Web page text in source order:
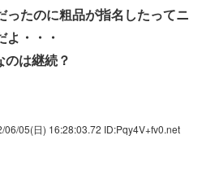
ったのに粗品が指名したってニ
・・・
は継続？
06/05(日) 16:28:03.72 ID:Pqy4V+fv0.net